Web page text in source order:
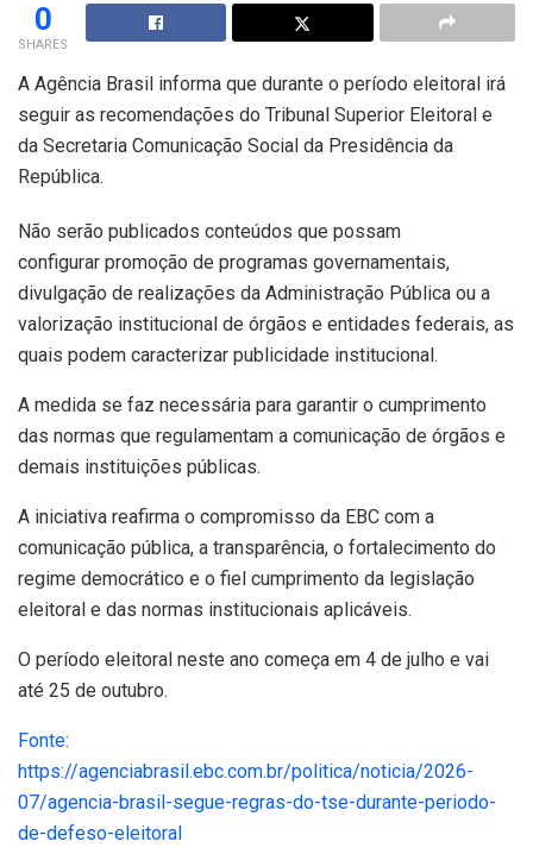
0
SHARES
A Agência Brasil informa que durante o período eleitoral irá
seguir as recomendações do Tribunal Superior Eleitoral e
da Secretaria Comunicação Social da Presidência da
República.
Não serão publicados conteúdos que possam
configurar promoção de programas governamentais,
divulgação de realizações da Administração Pública ou a
valorização institucional de órgãos e entidades federais, as
quais podem caracterizar publicidade institucional.
A medida se faz necessária para garantir o cumprimento
das normas que regulamentam a comunicação de órgãos e
demais instituições públicas.
A iniciativa reafirma o compromisso da EBC com a
comunicação pública, a transparência, o fortalecimento do
regime democrático e o fiel cumprimento da legislação
eleitoral e das normas institucionais aplicáveis.
O período eleitoral neste ano começa em 4 de julho e vai
até 25 de outubro.
Fonte:
https://agenciabrasil.ebc.com.br/politica/noticia/2026-
07/agencia-brasil-segue-regras-do-tse-durante-periodo-
de-defeso-eleitoral